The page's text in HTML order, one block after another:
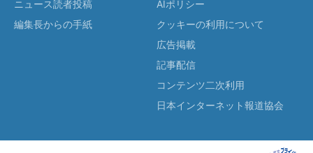
ニュース読者投稿
編集長からの手紙
AIポリシー
クッキーの利用について
広告掲載
記事配信
コンテンツ二次利用
日本インターネット報道協会